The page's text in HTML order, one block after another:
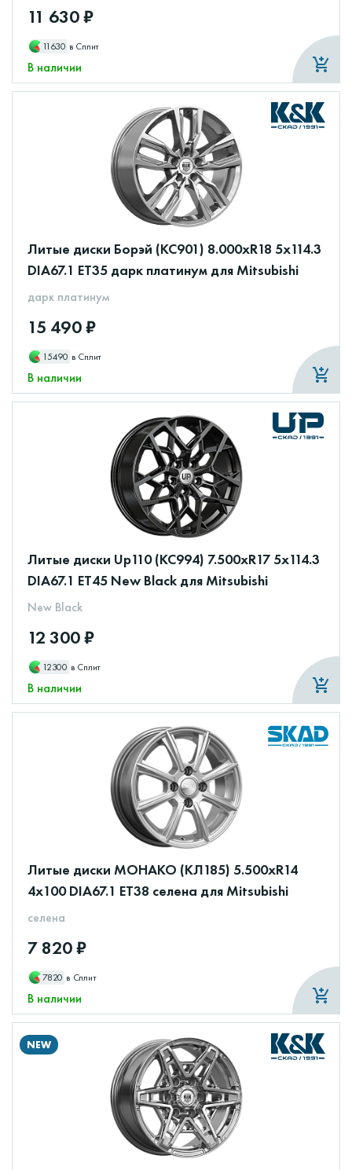
11 630 ₽
11630 в Сплит
В наличии
Литые диски Борэй (КС901) 8.000xR18 5x114.3
DIA67.1 ET35 дарк платинум для Mitsubishi
дарк платинум
15 490 ₽
15490 в Сплит
В наличии
Литые диски Up110 (КС994) 7.500xR17 5x114.3
DIA67.1 ET45 New Black для Mitsubishi
New Black
12 300 ₽
12300 в Сплит
В наличии
Литые диски МОНАКО (КЛ185) 5.500xR14
4x100 DIA67.1 ET38 селена для Mitsubishi
селена
7 820 ₽
7820 в Сплит
В наличии
NEW